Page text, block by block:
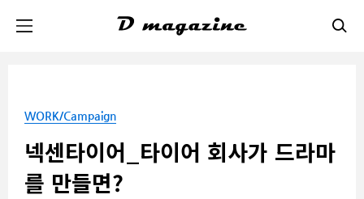
WORK/Campaign
넥센타이어_타이어 회사가 드라마
를 만들면?